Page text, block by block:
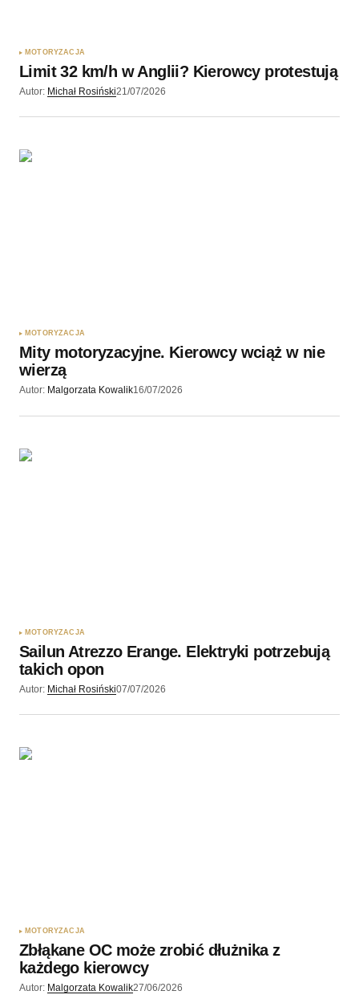
Wyślij komentarz
MOTORYZACJA
Limit 32 km/h w Anglii? Kierowcy protestują
Autor: Michał Rosiński21/07/2026
MOTORYZACJA
Mity motoryzacyjne. Kierowcy wciąż w nie
wierzą
Autor: Malgorzata Kowalik16/07/2026
MOTORYZACJA
Sailun Atrezzo Erange. Elektryki potrzebują
takich opon
Autor: Michał Rosiński07/07/2026
MOTORYZACJA
Zbłąkane OC może zrobić dłużnika z
każdego kierowcy
Autor: Malgorzata Kowalik27/06/2026